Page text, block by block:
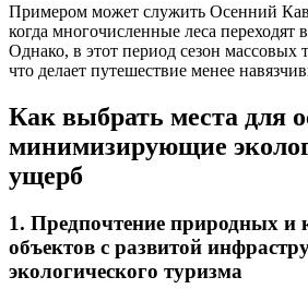
Примером может служить Осенний
когда многочисленные леса переходят
Однако, в этот период сезон массовых
что делает путешествие менее
Как выбрать места для
минимизирующие
ущерб
1. Предпочтение природных и
объектов с развитой
экологического туризма